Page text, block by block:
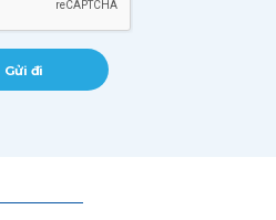
Gửi đi